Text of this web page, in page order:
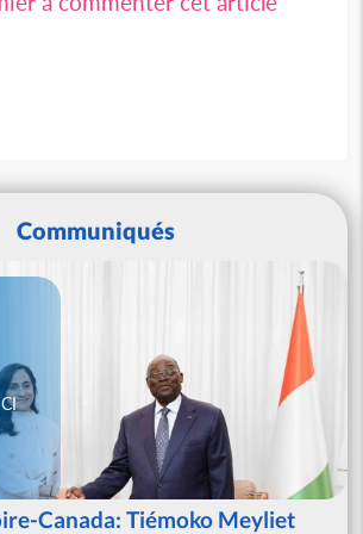
Communiqués
Canada: Tiémoko Meyliet